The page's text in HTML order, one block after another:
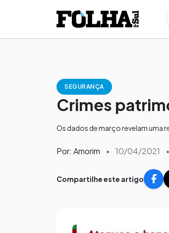
SEGURANÇA
Crimes
Os dados de março revelam uma
Por: Amorim • 10/04/2021 •
Compartilhe este artigo